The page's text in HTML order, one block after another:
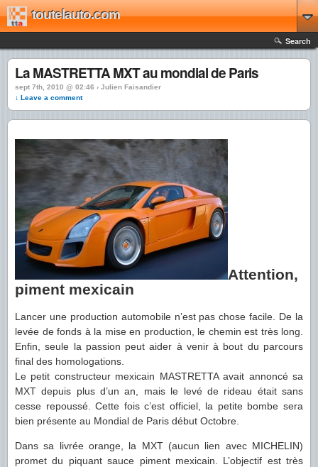
toutelauto.com
Search
La MASTRETTA MXT au mondial de Paris
sept 7th, 2010 @ 02:46 › Julien Faisandier
↓ Leave a comment
Attention,
piment mexicain
Lancer une production automobile n’est pas chose facile. De la
levée de fonds à la mise en production, le chemin est très long.
Enfin, seule la passion peut aider à venir à bout du parcours
final des homologations.
Le petit constructeur mexicain MASTRETTA avait annoncé sa
MXT depuis plus d’un an, mais le levé de rideau était sans
cesse repoussé. Cette fois c’est officiel, la petite bombe sera
bien présente au Mondial de Paris début Octobre.
Dans sa livrée orange, la MXT (aucun lien avec MICHELIN)
promet du piquant sauce piment mexicain. L’objectif est très